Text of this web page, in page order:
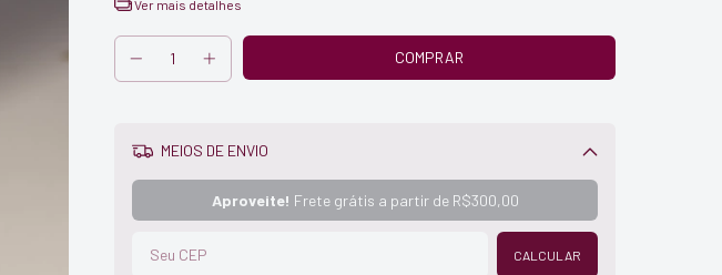
Ver mais detalhes
MEIOS DE ENVIO
Aproveite! Frete grátis a partir de R$300,00
CALCULAR